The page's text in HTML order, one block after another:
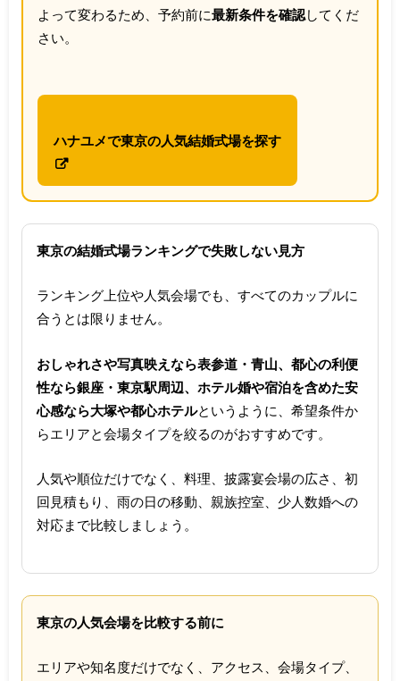
よって変わるため、予約前に最新条件を確認してくだ
さい。
ハナユメで東京の人気結婚式場を探す
東京の結婚式場ランキングで失敗しない見方
ランキング上位や人気会場でも、すべてのカップルに
合うとは限りません。
おしゃれさや写真映えなら表参道・青山、都心の利便
性なら銀座・東京駅周辺、ホテル婚や宿泊を含めた安
心感なら大塚や都心ホテルというように、希望条件か
らエリアと会場タイプを絞るのがおすすめです。
人気や順位だけでなく、料理、披露宴会場の広さ、初
回見積もり、雨の日の移動、親族控室、少人数婚への
対応まで比較しましょう。
東京の人気会場を比較する前に
エリアや知名度だけでなく、アクセス、会場タイプ、